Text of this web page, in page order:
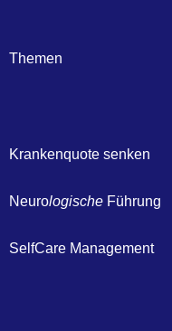
Themen
Krankenquote senken
NeurologischeFührung
SelfCare Management